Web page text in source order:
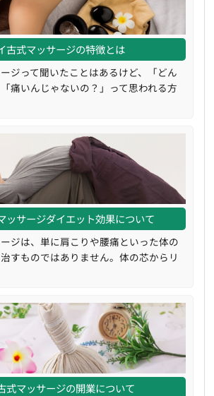
古式マッサージの特徴とは
ジって聞いたことはあるけど、「どん
痛いんじゃないの？」って思われる方
ッサージダイエット効果について
ジは、単に肩こりや腰痛といった体の
すものではありません。体の芯からリ
式マッサージの開業について